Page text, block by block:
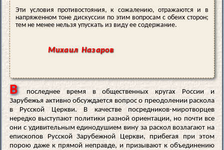
Эти условия противостояния, к сожалению, отражаются и в
напряженном тоне дискуссии по этим вопросам с обеих сторон;
тем не менее нельзя упускать из виду ее содержание.
Михаил Назаров
В последнее время в общественных кругах России и
Зарубежья активно обсуждается вопрос о преодолении раскола
в Русской Церкви. В качестве посредников-миротворцев
нередко выступают политики разной ориентации, но почти все
они с удивительным единодушием вину за раскол возлагают на
епископов Русской Зарубежной Церкви, прибегая при этом
порою даже к прямой неправде, и призывают к объединению